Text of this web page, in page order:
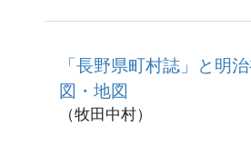
「長野県町村誌」と明
図・地図
（牧田中村）